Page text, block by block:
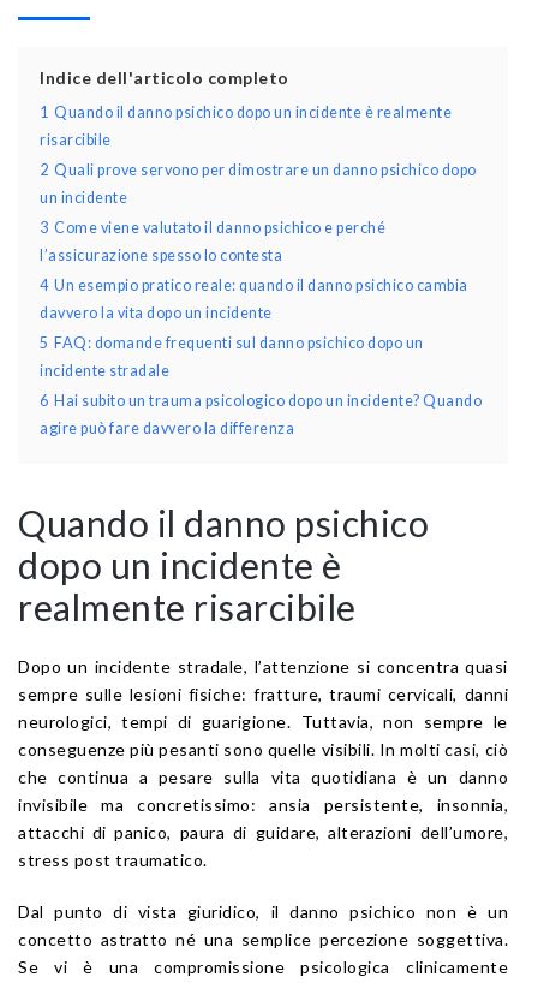
Indice dell'articolo completo
1 Quando il danno psichico dopo un incidente è realmente
risarcibile
2 Quali prove servono per dimostrare un danno psichico dopo
un incidente
3 Come viene valutato il danno psichico e perché
l’assicurazione spesso lo contesta
4 Un esempio pratico reale: quando il danno psichico cambia
davvero la vita dopo un incidente
5 FAQ: domande frequenti sul danno psichico dopo un
incidente stradale
6 Hai subito un trauma psicologico dopo un incidente? Quando
agire può fare davvero la differenza
Quando il danno psichico
dopo un incidente è
realmente risarcibile
Dopo un incidente stradale, l’attenzione si concentra quasi
sempre sulle lesioni fisiche: fratture, traumi cervicali, danni
neurologici, tempi di guarigione. Tuttavia, non sempre le
conseguenze più pesanti sono quelle visibili. In molti casi, ciò
che continua a pesare sulla vita quotidiana è un danno
invisibile ma concretissimo: ansia persistente, insonnia,
attacchi di panico, paura di guidare, alterazioni dell’umore,
stress post traumatico.
Dal punto di vista giuridico, il danno psichico non è un
concetto astratto né una semplice percezione soggettiva.
Se vi è una compromissione psicologica clinicamente